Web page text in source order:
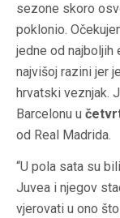
sezone skoro
poklonio.
jedne od najboljih
najvišoj razini jer
hrvatski veznjak.
Barcelonu u
od Real Madrida.
“U pola sata su
Juvea i njegov
vjerovati u ono